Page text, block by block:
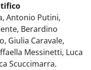
Antonio Putini,
Berardino
Giulia Caravale,
Messinetti, Luca
Scuccimarra.